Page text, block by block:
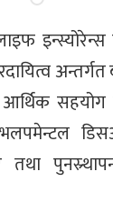
सहयोग
तथा